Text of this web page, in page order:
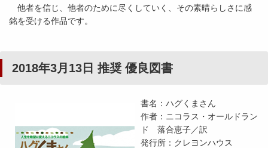
他者を信じ、他者のために尽くしていく、その素晴らしさに感
銘を受ける作品です。
2018年3月13日 推奨 優良図書
書名：ハグくまさん
作者：ニコラス・オールドラン
ド 落合恵子／訳
発行所：クレヨンハウス